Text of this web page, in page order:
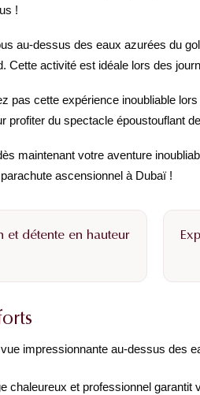
!
au-dessus des eaux azurées du
Cette activité est idéale lors des
pas cette expérience inoubliable
profiter du spectacle époustouflant
maintenant votre aventure
ascensionnel à Dubaï !
et détente en hauteur
impressionnante au-dessus des
chaleureux et professionnel